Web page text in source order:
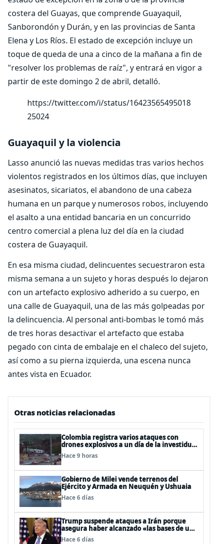
costera del Guayas, que comprende Guayaquil,
Sanborondón y Durán, y en las provincias de Santa
Elena y Los Ríos. El estado de excepción incluye un
toque de queda de una a cinco de la mañana a fin de
"resolver los problemas de raíz", y entrará en vigor a
partir de este domingo 2 de abril, detalló.
https://twitter.com/i/status/16423565495018
25024
Guayaquil y la violencia
Lasso anunció las nuevas medidas tras varios hechos
violentos registrados en los últimos días, que incluyen
asesinatos, sicariatos, el abandono de una cabeza
humana en un parque y numerosos robos, incluyendo
el asalto a una entidad bancaria en un concurrido
centro comercial a plena luz del día en la ciudad
costera de Guayaquil.
En esa misma ciudad, delincuentes secuestraron esta
misma semana a un sujeto y horas después lo dejaron
con un artefacto explosivo adherido a su cuerpo, en
una calle de Guayaquil, una de las más golpeadas por
la delincuencia. Al personal anti-bombas le tomó más
de tres horas desactivar el artefacto que estaba
pegado con cinta de embalaje en el chaleco del sujeto,
así como a su pierna izquierda, una escena nunca
antes vista en Ecuador.
Otras noticias relacionadas
Colombia registra varios ataques con
drones explosivos a un día de la investidura
de De la Espriella: un policía muerto
Hace 9 horas
Gobierno de Milei vende terrenos del
Ejército y Armada en Neuquén y Ushuaia
Hace 6 días
Trump suspende ataques a Irán porque
asegura haber alcanzado «las bases de un
acuerdo»
Hace 6 días